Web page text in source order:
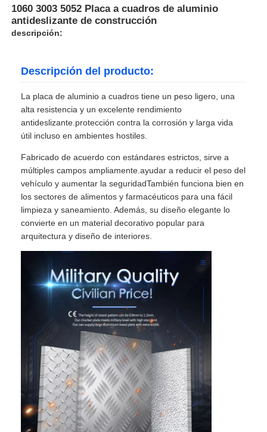
En casa.
Productos
1060 3003 5052 Placa a cuadros de aluminio
antideslizante de construcción
descripción:
Descripción del producto:
La placa de aluminio a cuadros tiene un peso ligero, una
alta resistencia y un excelente rendimiento
antideslizante.protección contra la corrosión y larga vida
útil incluso en ambientes hostiles.
Fabricado de acuerdo con estándares estrictos, sirve a
múltiples campos ampliamente.ayudar a reducir el peso del
vehículo y aumentar la seguridadTambién funciona bien en
los sectores de alimentos y farmacéuticos para una fácil
limpieza y saneamiento. Además, su diseño elegante lo
convierte en un material decorativo popular para
arquitectura y diseño de interiores.